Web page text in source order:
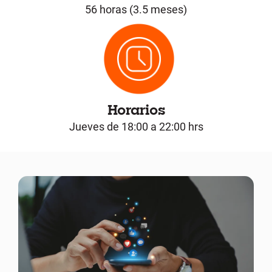
56 horas (3.5 meses)
Horarios
Jueves de 18:00 a 22:00 hrs